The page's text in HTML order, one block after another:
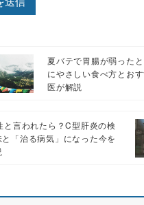
夏バテで胃腸が弱った
にやさしい食べ方とお
医が解説
と言われたら？C型肝炎の検
「治る病気」になった今を